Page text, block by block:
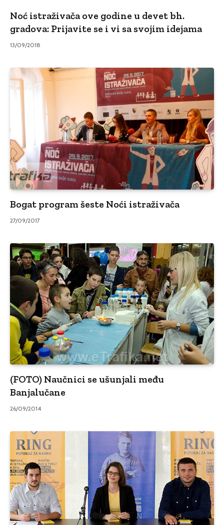
Noć istraživača ove godine u devet bh.
gradova: Prijavite se i vi sa svojim idejama
13/09/2018
Bogat program šeste Noći istraživača
27/09/2017
(FOTO) Naučnici se ušunjali među
Banjalučane
26/09/2014